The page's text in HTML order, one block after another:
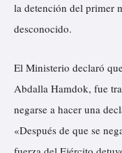
la detención del primer
desconocido.
El Ministerio declaró
Abdalla Hamdok, fue
negarse a hacer una
«Después de que se